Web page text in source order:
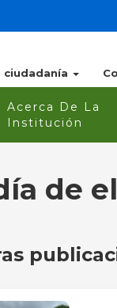
ciudadanía
Acerca De La
Institución
de